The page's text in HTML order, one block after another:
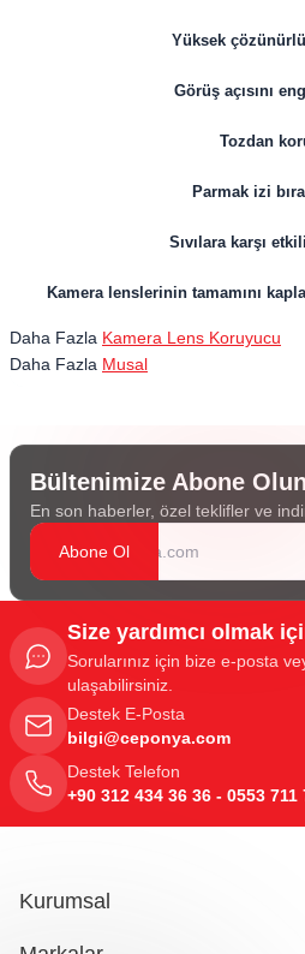
Yüksek
Görüş açısını
Tozdan
Parmak izi
Sıvılara karşı
Kamera lenslerinin tamamını
Daha Fazla Kamera Lens Koruyucu
Daha Fazla Musal
Bültenimize Abone Olun
En son haberler, özel teklifler ve
Abone Ol
Size yardımcı olmak
Sorularınız için bize e-posta
ulaşabilirsiniz.
Destek E-Posta
bilgi@ceponya.com
Destek Telefon
+90 312 434 36 36 - 0553 711
Kurumsal